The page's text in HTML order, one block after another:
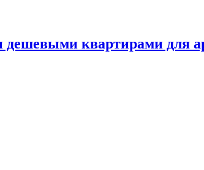
квартирами для